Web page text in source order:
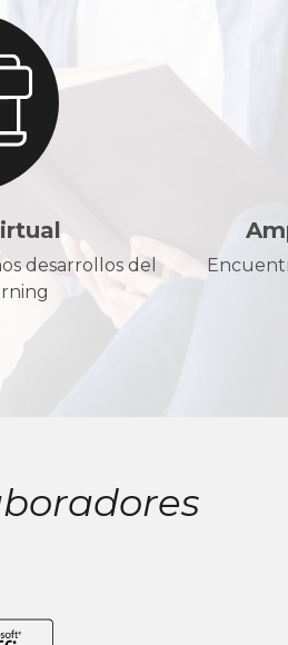
desarrollos del